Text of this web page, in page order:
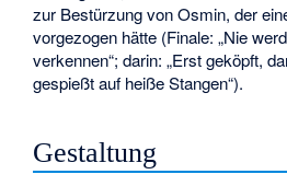
zur Bestürzung von Osmin, der
vorgezogen hätte (Finale: „Nie
verkennen“; darin: „Erst geköpft,
gespießt auf heiße Stangen“).
Gestaltung